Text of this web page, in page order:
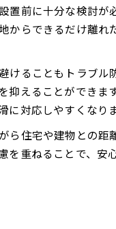
置前に十分な検討が
からできるだけ離れ
けることもトラブル
抑えることができま
対応しやすくなりま
ら住宅や建物との距
を重ねることで、安